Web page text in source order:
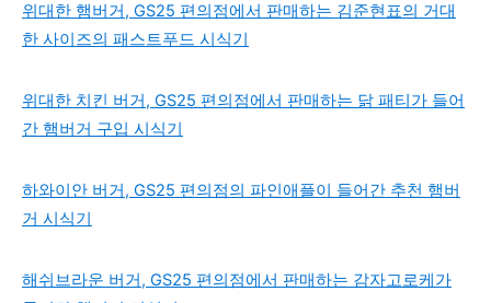
위대한 햄버거, GS25 편의점에서 판매하는 김준현표의 거대
한 사이즈의 패스트푸드 시식기
위대한 치킨 버거, GS25 편의점에서 판매하는 닭 패티가 들어
간 햄버거 구입 시식기
하와이안 버거, GS25 편의점의 파인애플이 들어간 추천 햄버
거 시식기
해쉬브라운 버거, GS25 편의점에서 판매하는 감자고로케가